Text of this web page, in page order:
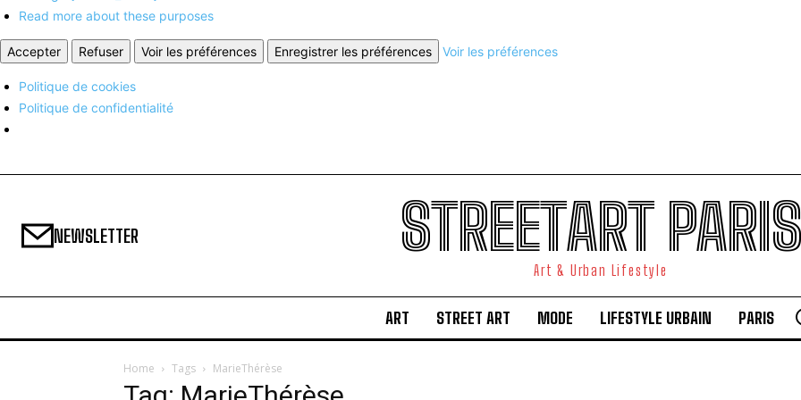
Read more about these purposes
Accepter Refuser Voir les préférences Enregistrer les préférences Voir les préférences
Politique de cookies
Politique de confidentialité
NEWSLETTER STREETART PARIS
Art & Urban Lifestyle
ART STREET ART MODE LIFESTYLE URBAIN PARIS
Home Tags MarieThérèse